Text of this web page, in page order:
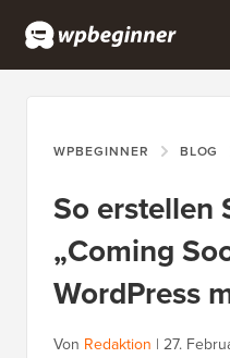
WPBEGINNER BLOG
So erstellen
„Coming
WordPress
Von Redaktion | 27.